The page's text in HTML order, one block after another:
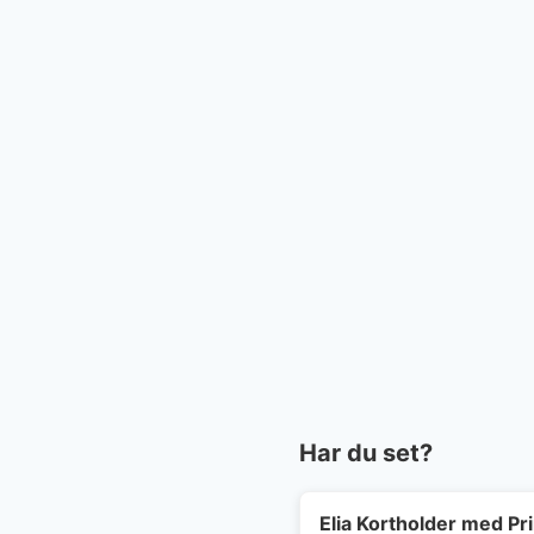
Har du set?
Elia Kortholder med